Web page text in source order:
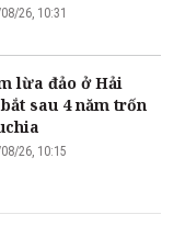
26, 10:31
lừa đảo ở Hải
sau 4 năm trốn
26, 10:15